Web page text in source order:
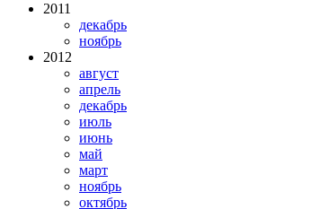
2011
декабрь
ноябрь
2012
август
апрель
декабрь
июль
июнь
май
март
ноябрь
октябрь